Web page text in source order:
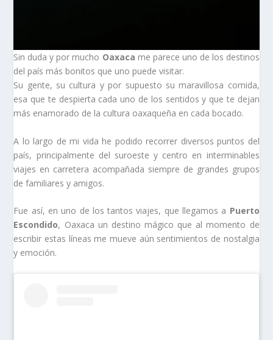
Sin duda y por mucho Oaxaca me parece uno de los destinos
del país más bonitos que uno puede visitar.
Su gente, su cultura y por supuesto su maravillosa comida,
esa que te despierta cada uno de los sentidos y que te dejan
más enamorado de la cultura oaxaqueña en cada bocado.
A lo largo de mi vida he podido recorrer diversos puntos del
país, principalmente del suroeste y centro en interminables
viajes en carretera acompañada siempre de grandes grupos
de familiares y amigos.
Fue así, en uno de los tantos viajes, que llegamos a Puerto
Escondido, Oaxaca un destino mágico que al momento de
escribir estas líneas me mueve aún sentimientos de nostalgia
y emoción.